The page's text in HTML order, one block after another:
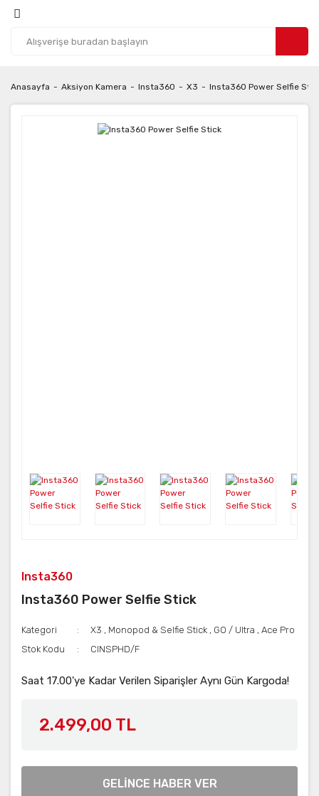
Anasayfa Aksiyon Kamera Insta360 X3 Insta360 Power Selfie
Insta360
Insta360 Power Selfie Stick
Kategori X3 , Monopod & Selfie Stick , GO / Ultra , Ace Pro
Stok Kodu
CINSPHD/F
Saat 17.00'ye Kadar Verilen Siparişler Aynı Gün Kargoda!
2.499,00 TL
GELİNCE HABER VER